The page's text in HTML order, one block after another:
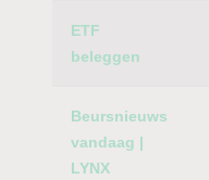
ETF
beleggen
Beursnieuws
vandaag |
LYNX